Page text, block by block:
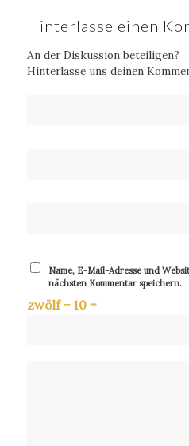
Hinterlasse einen
An der Diskussion beteiligen?
Hinterlasse uns deinen
Name, E-Mail-Adresse und
nächsten Kommentar speichern.
zwölf − 10 =